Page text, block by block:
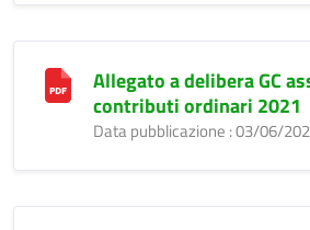
Allegato a delibera GC
contributi ordinari 2021
Data pubblicazione : 03/06/